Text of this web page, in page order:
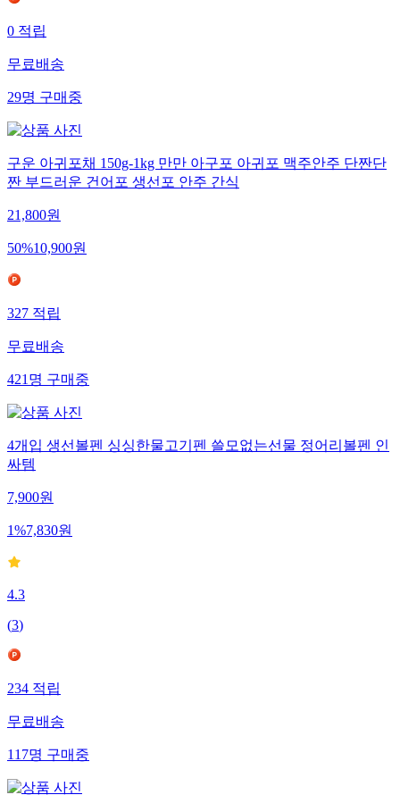
0적립
무료배송
29명구매중
구운 아귀포채 150g-1kg 만만 아구포 아귀포 맥주안주 단짠단
짠 부드러운 건어포 생선포 안주 간식
21,800원
50%10,900원
327적립
무료배송
421명구매중
4개입 생선볼펜 싱싱한물고기펜 쓸모없는선물 정어리볼펜 인
싸템
7,900원
1%7,830원
4.3
(3)
234적립
무료배송
117명구매중